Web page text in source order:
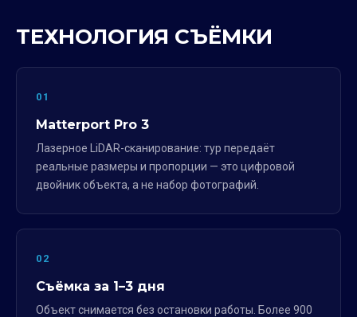
ТЕХНОЛОГИЯ СЪЁМКИ
01
Matterport Pro 3
Лазерное LiDAR-сканирование: тур передаёт
реальные размеры и пропорции — это цифровой
двойник объекта, а не набор фотографий.
02
Съёмка за 1–3 дня
Объект снимается без остановки работы. Более 900